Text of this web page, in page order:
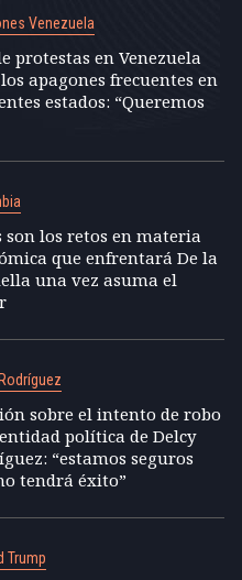
Venezuela
protestas en Venezuela
apagones frecuentes en
estados: “Queremos
son los retos en materia
que enfrentará De la
una vez asuma el
sobre el intento de robo
política de Delcy
“estamos seguros
tendrá éxito”
Trump